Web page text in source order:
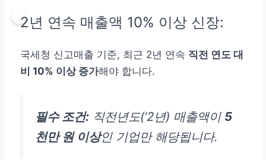
2년 연속 매출액 10% 이상 신장:
국세청 신고매출 기준, 최근 2년 연속 직전 연도 대
비 10% 이상 증가해야 합니다.
필수 조건: 직전년도(‘2년) 매출액이 5
천만 원 이상인 기업만 해당됩니다.